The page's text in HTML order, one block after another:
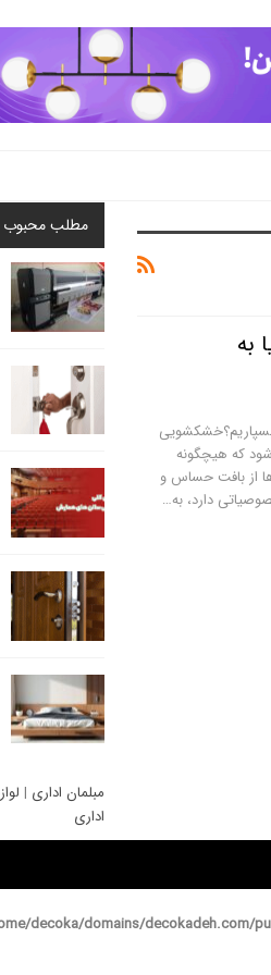
به
که هیچگونه
از بافت حساس و
دارد، به…
مطلب محبوب
مبلمان اداری |
اداری
decoka/domains/decokadeh.com/